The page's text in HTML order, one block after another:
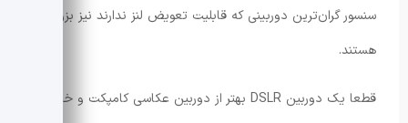
سنسور گران‌ترین دوربینی که قابلیت تعویض لنز ندارند نیز بزرگتر
هستند.
قطعا یک دوربین DSLR بهتر از دوربین عکاسی کامپکت و خانگی